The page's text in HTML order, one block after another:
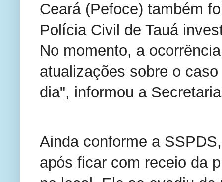
Ceará (Pefoce) também
Polícia Civil de Tauá
No momento, a
atualizações sobre o
dia", informou a
Ainda conforme a
após ficar com receio da